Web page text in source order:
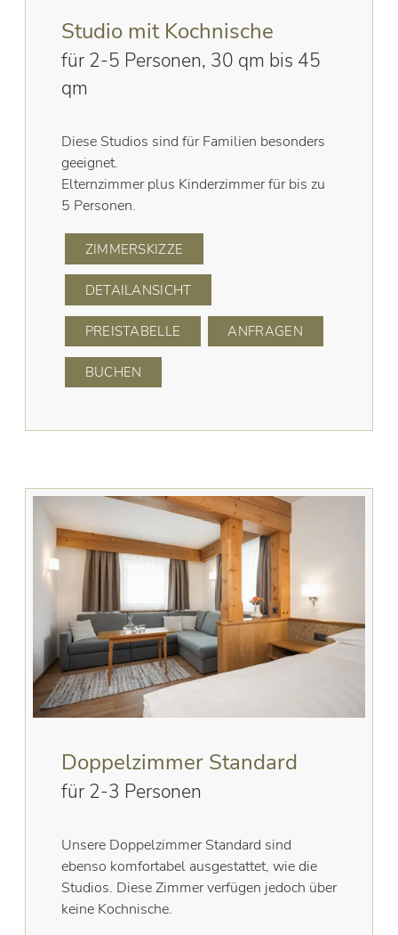
Studio mit Kochnische
für 2-5 Personen, 30 qm bis 45
qm
Diese Studios sind für Familien besonders
geeignet.
Elternzimmer plus Kinderzimmer für bis zu
5 Personen.
ZIMMERSKIZZE
DETAILANSICHT
PREISTABELLE ANFRAGEN
BUCHEN
Doppelzimmer Standard
für 2-3 Personen
Unsere Doppelzimmer Standard sind
ebenso komfortabel ausgestattet, wie die
Studios. Diese Zimmer verfügen jedoch über
keine Kochnische.